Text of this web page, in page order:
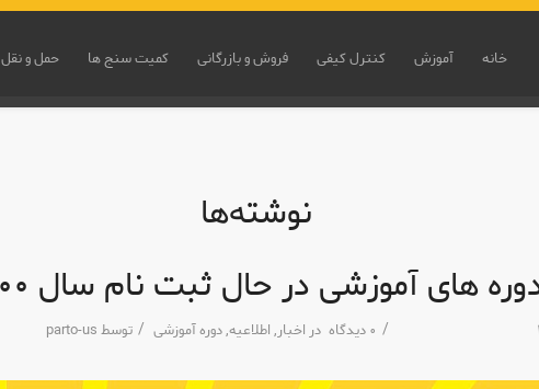
خانه آموزش کنترل کیفی فروش و بازرگانی کمیت سنج ها حمل و نقل
نوشته‌ها
های آموزشی در حال ثبت نام سال ١٤٠٠
/ ٠ دیدگاه در اخبار,اطلاعیه,دوره آموزشی / توسطparto-us